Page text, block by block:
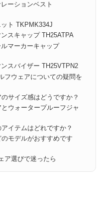
ーションベスト
ト TKPMK334J
スキャップ TH25ATPA
マーカーキャップ
スバイザー TH25VTPN2
フウェアについての疑問を
サイズ感はどうですか？
ウォータープルーフジャ
イテムはどれですか？
モデルがおすすめです
ア選びで迷ったら